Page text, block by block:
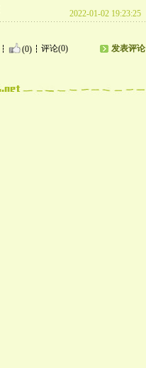
2022-01-02 19:23:25
(0) 评论(0) 发表评论